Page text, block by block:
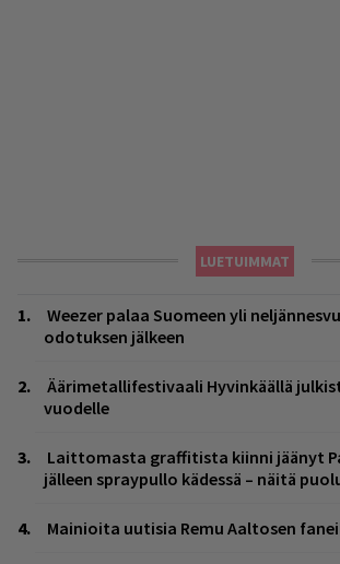
LUETUIMMAT
Weezer palaa Suomeen yli
odotuksen jälkeen
Äärimetallifestivaali Hyvinkäällä
vuodelle
Laittomasta graffitista kiinni jäänyt
jälleen spraypullo kädessä – näitä
Mainioita uutisia Remu Aaltosen